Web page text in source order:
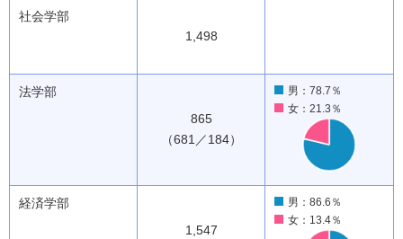
社会学部
1,498
法学部
865
（681／184）
男：78.7％
女：21.3％
経済学部
1,547
男：86.6％
女：13.4％